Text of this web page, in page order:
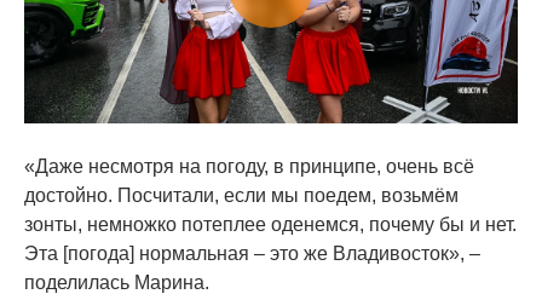
«Даже несмотря на погоду, в принципе, очень всё
достойно. Посчитали, если мы поедем, возьмём
зонты, немножко потеплее оденемся, почему бы и нет.
Эта [погода] нормальная – это же Владивосток», –
поделилась Марина.